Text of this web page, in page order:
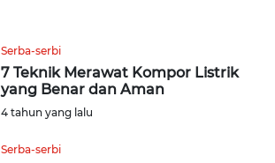
Serba-serbi
7 Teknik Merawat Kompor Listrik
yang Benar dan Aman
4 tahun yang lalu
Serba-serbi